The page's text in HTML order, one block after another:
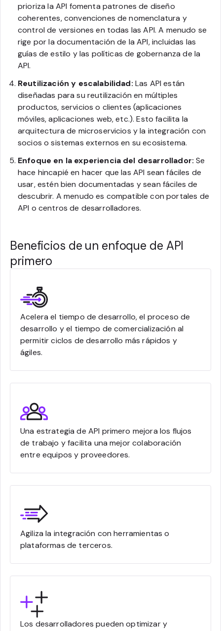
prioriza la API fomenta patrones de diseño
coherentes, convenciones de nomenclatura y
control de versiones en todas las API. A menudo se
rige por la documentación de la API, incluidas las
guías de estilo y las políticas de gobernanza de la
API.
Reutilización y escalabilidad: Las API están
diseñadas para su reutilización en múltiples
productos, servicios o clientes (aplicaciones
móviles, aplicaciones web, etc.). Esto facilita la
arquitectura de microservicios y la integración con
socios o sistemas externos en su ecosistema.
Enfoque en la experiencia del desarrollador: Se
hace hincapié en hacer que las API sean fáciles de
usar, estén bien documentadas y sean fáciles de
descubrir. A menudo es compatible con portales de
API o centros de desarrolladores.
Beneficios de un enfoque de API
primero
Acelera el tiempo de desarrollo, el proceso de
desarrollo y el tiempo de comercialización al
permitir ciclos de desarrollo más rápidos y
ágiles.
Una estrategia de API primero mejora los flujos
de trabajo y facilita una mejor colaboración
entre equipos y proveedores.
Agiliza la integración con herramientas o
plataformas de terceros.
Los desarrolladores pueden optimizar y